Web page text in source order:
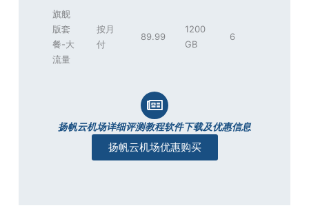
旗舰
版套
餐-大
流量
按月
付
89.99
1200
GB
6
扬帆云机场详细评测教程软件下载及优惠信息
扬帆云机场优惠购买